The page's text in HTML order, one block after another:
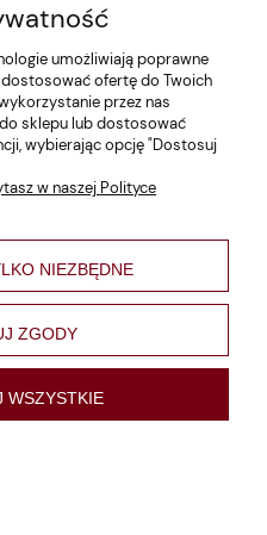
29,00 zł
umożliwiają poprawne
ofertę do Twoich
przez nas
sklepu lub dostosować
wybierając opcję "Dostosuj
w naszej Polityce
NIEZBĘDNE
ZGODY
WSZYSTKIE